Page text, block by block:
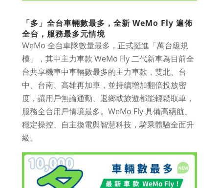
「多」全台車輛數最多，全新 WeMo Fly 遍佈
全台，服務最多元情境
WeMo 全台車隊數量最多，正式挺進「萬台級規
模」，其中主力車款 WeMo Fly 二代新車為目前全
台共享機車中車輛數最多的主力車款，雙北、台
中、台南、高雄再加車，並持續增加翻倍投放密
度，讓用戶無論通勤、返鄉或旅遊都能輕鬆取車，
服務全台用戶情境最多。WeMo Fly 具備高續航、
穩定操控、自主換電與智慧科技，騎乘體驗全面升
級。